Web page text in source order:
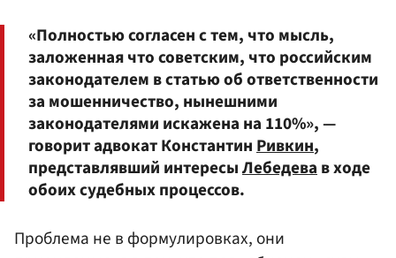
«Полностью согласен с тем, что мысль,
заложенная что советским, что российским
законодателем в статью об ответственности
за мошенничество, нынешними
законодателями искажена на 110%», —
говорит адвокат КонстантинРивкин,
представлявший интересыЛебедевав ходе
обоих судебных процессов.
Проблема не в формулировках, они